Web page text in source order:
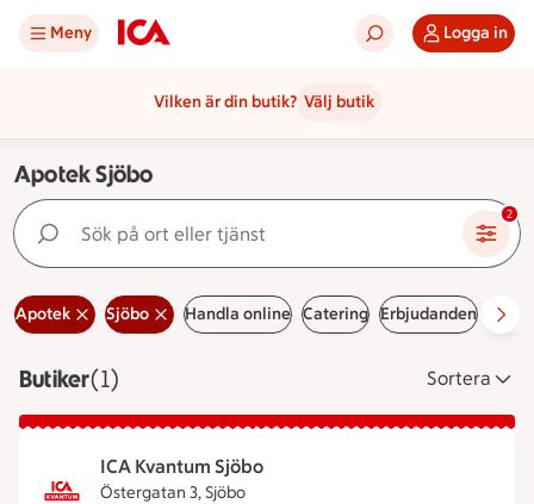
Meny Logga in
Vilken är din butik? Välj butik
Apotek Sjöbo
Sök på ort eller tjänst 2
Apotek Sjöbo Handla online Catering Erbjudanden
ButikerVisar 1 stycken
(1) Sortera
ICA Kvantum Sjöbo
Östergatan 3, Sjöbo